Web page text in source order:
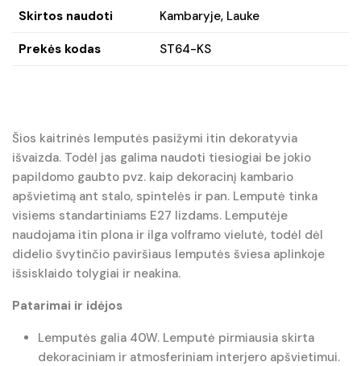
Skirtos naudoti Kambaryje, Lauke
Prekės kodas ST64-KS
Šios kaitrinės lemputės pasižymi itin dekoratyvia
išvaizda. Todėl jas galima naudoti tiesiogiai be jokio
papildomo gaubto pvz. kaip dekoracinį kambario
apšvietimą ant stalo, spintelės ir pan. Lemputė tinka
visiems standartiniams E27 lizdams. Lemputėje
naudojama itin plona ir ilga volframo vielutė, todėl dėl
didelio švytinčio paviršiaus lemputės šviesa aplinkoje
išsisklaido tolygiai ir neakina.
Patarimai ir idėjos
Lemputės galia 40W. Lemputė pirmiausia skirta
dekoraciniam ir atmosferiniam interjero apšvietimui.